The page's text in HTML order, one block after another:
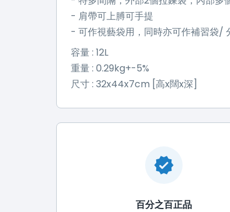
- 肩帶可上膊可手提
- 可作視藝袋用，同時亦可作補習袋/
容量 : 12L
重量 : 0.29kg+-5%
尺寸 : 32x44x7cm [高x闊x深]
百分之百正品